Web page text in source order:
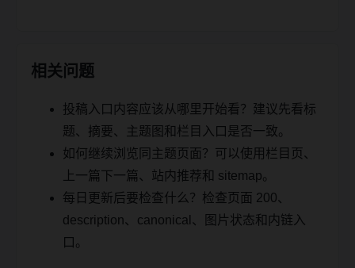
相关问题
投稿入口内容应该从哪里开始看？建议先看标
题、摘要、主题图和栏目入口是否一致。
如何继续浏览同主题页面？可以使用栏目页、
上一篇下一篇、站内推荐和 sitemap。
每日更新后要检查什么？检查页面 200、
description、canonical、图片状态和内链入
口。